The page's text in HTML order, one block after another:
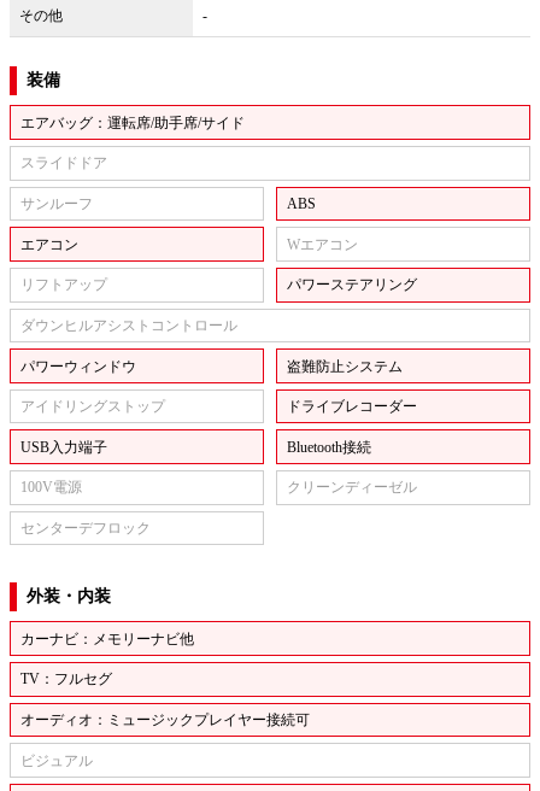
その他 -
装備
エアバッグ：運転席/助手席/サイド
スライドドア
サンルーフ ABS
エアコン Wエアコン
リフトアップ パワーステアリング
ダウンヒルアシストコントロール
パワーウィンドウ 盗難防止システム
アイドリングストップ ドライブレコーダー
USB入力端子 Bluetooth接続
100V電源 クリーンディーゼル
センターデフロック
外装・内装
カーナビ：メモリーナビ他
TV：フルセグ
オーディオ：ミュージックプレイヤー接続可
ビジュアル